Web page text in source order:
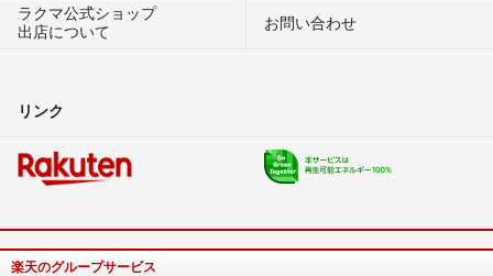
ラクマ公式ショップ
出店について
お問い合わせ
リンク
楽天のグループサービス